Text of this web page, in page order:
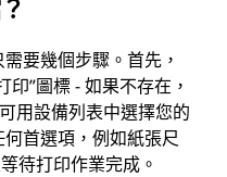
要幾個步驟。首先，
”圖標 - 如果不存在，
用設備列表中選擇您的
首選項，例如紙張尺
待打印作業完成。